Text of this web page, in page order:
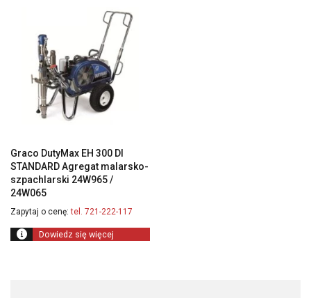
Graco DutyMax EH 300 DI
STANDARD Agregat malarsko-
szpachlarski 24W965 /
24W065
Zapytaj o cenę: tel. 721-222-117
Dowiedz się więcej